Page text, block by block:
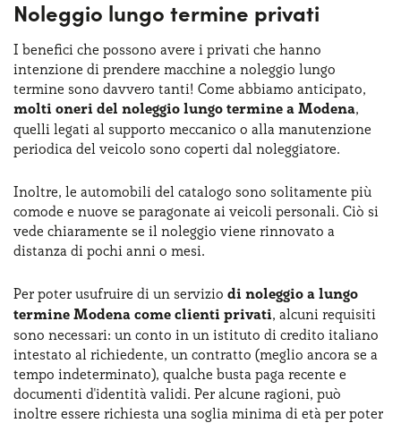
Noleggio lungo termine privati
I benefici che possono avere i privati che hanno
intenzione di prendere macchine a noleggio lungo
termine sono davvero tanti! Come abbiamo anticipato,
molti oneri del noleggio lungo termine a Modena,
quelli legati al supporto meccanico o alla manutenzione
periodica del veicolo sono coperti dal noleggiatore.
Inoltre, le automobili del catalogo sono solitamente più
comode e nuove se paragonate ai veicoli personali. Ciò si
vede chiaramente se il noleggio viene rinnovato a
distanza di pochi anni o mesi.
Per poter usufruire di un servizio di noleggio a lungo
termine Modena come clienti privati, alcuni requisiti
sono necessari: un conto in un istituto di credito italiano
intestato al richiedente, un contratto (meglio ancora se a
tempo indeterminato), qualche busta paga recente e
documenti d'identità validi. Per alcune ragioni, può
inoltre essere richiesta una soglia minima di età per poter